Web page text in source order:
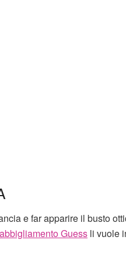
e far apparire il busto
abbigliamento Guess li vuole